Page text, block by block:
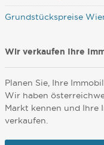
Grundstückspreise
Wir verkaufen Ihre
Planen Sie, Ihre
Wir haben
Markt kennen und Ihre
verkaufen.